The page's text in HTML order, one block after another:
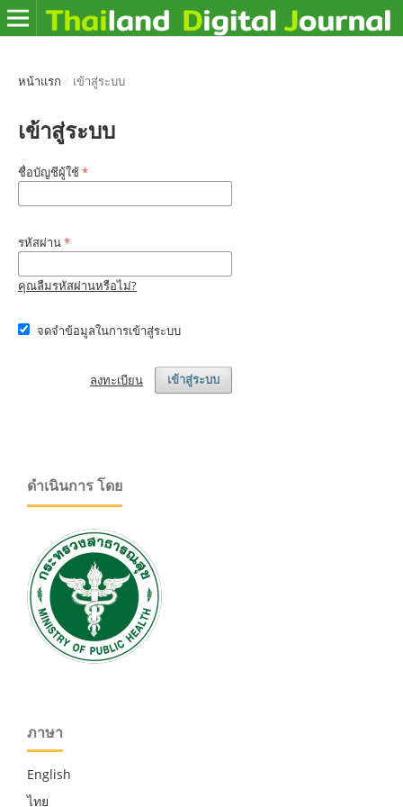
หน้าแรก / เข้าสู่ระบบ
เข้าสู่ระบบ
ชื่อบัญชีผู้ใช้*
รหัสผ่าน*
คุณลืมรหัสผ่านหรือไม่?
จดจำข้อมูลในการเข้าสู่ระบบ
เข้าสู่ระบบ
ลงทะเบียน
ดำเนินการ โดย
ภาษา
English
ไทย